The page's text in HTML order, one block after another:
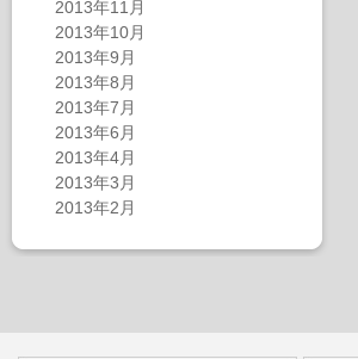
2013年11月
2013年10月
2013年9月
2013年8月
2013年7月
2013年6月
2013年4月
2013年3月
2013年2月